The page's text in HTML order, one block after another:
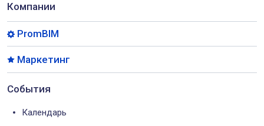
Компании
PromBIM
Маркетинг
События
Календарь